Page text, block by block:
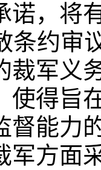
诺，将
条约审
裁军义
使得旨
督能力
军方面